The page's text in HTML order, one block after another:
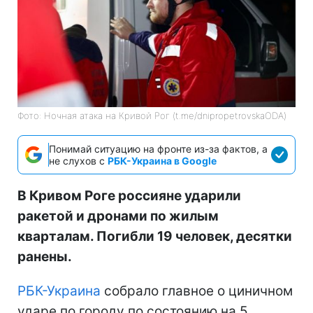
Фото: Ночная атака на Кривой Рог (t.me/dnipropetrovskaODA)
Понимай ситуацию на фронте из-за фактов, а
не слухов с РБК-Украина в Google
В Кривом Роге россияне ударили
ракетой и дронами по жилым
кварталам. Погибли 19 человек, десятки
ранены.
РБК-Украина собрало главное о циничном